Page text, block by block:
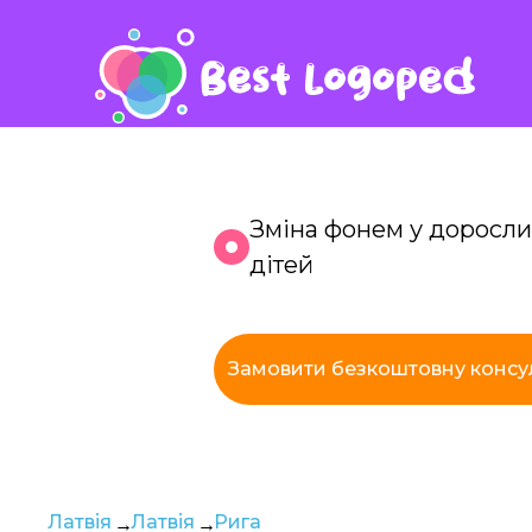
Зміна фонем у
дітей
Замовити безкоштовну
Латвія Латвія Рига